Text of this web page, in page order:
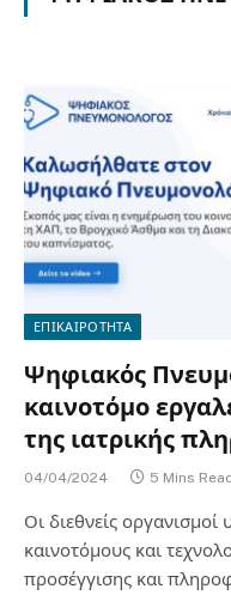
ΕΠΙΚΑΙΡΟΤΗΤΑ
Ψηφιακός
καινοτόμο
της ιατρικής
04/04/2024 5 Mins
Οι διεθνείς οργανισμοί
καινοτόμους και
προσέγγισης και